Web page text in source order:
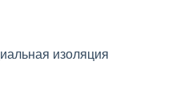
изоляция